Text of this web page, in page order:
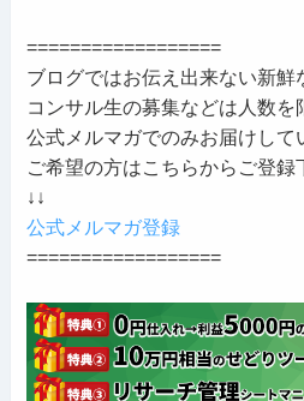
==================
ブログではお伝え出来ない新鮮
コンサル生の募集などは人数を
公式メルマガでのみお届けして
ご希望の方はこちらからご登録
↓↓
公式メルマガ登録
==================